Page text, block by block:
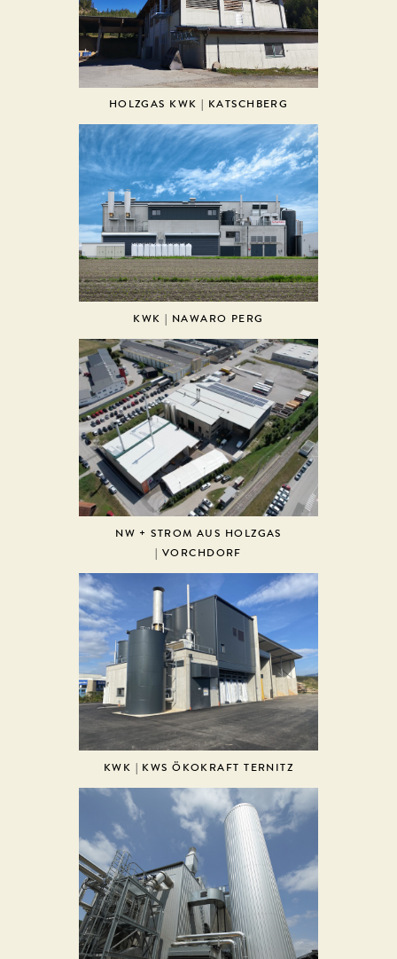
HOLZGAS KWK | KATSCHBERG
KWK | NAWARO PERG
NW + STROM AUS HOLZGAS
| VORCHDORF
KWK | KWS ÖKOKRAFT TERNITZ